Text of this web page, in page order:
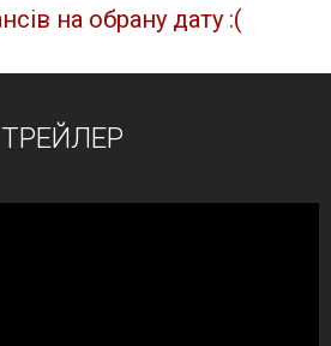
на обрану дату :(
ТРЕЙЛЕР